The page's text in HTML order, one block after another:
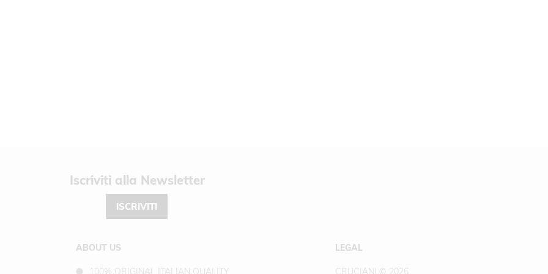
Newsletter
ISCRIVITI
ABOUT US
100% ORIGINAL ITALIAN QUALITY
LEGAL
CRUCIANI © 2026